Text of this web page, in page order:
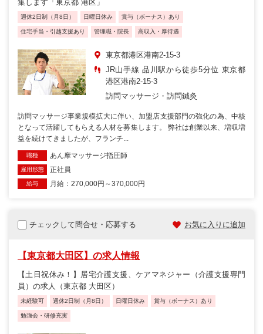
集します「東京都 港区」
週休2日制（月8日） 日曜日休み 賞与（ボーナス）あり
住宅手当・引越支援あり 管理職・院長 高収入・厚待遇
東京都港区港南2-15-3
JR山手線 品川駅から徒歩5分位 東京都
港区港南2-15-3
訪問マッサージ・訪問鍼灸
訪問マッサージ事業規模拡大に伴い、加盟店支援部門の強化の為、中核
となって活躍してもらえる人材を募集します。 弊社は創業以来、増収増
益を続けてきましたが、フランチ...
職種 あん摩マッサージ指圧師
雇用形態 正社員
給与 月給：270,000円～370,000円
チェックして問合せ・応募する お気に入りに追加
【東京都大田区】の求人情報
【土日祝休み！】居宅介護支援、ケアマネジャー（介護支援専門
員）の求人（東京都 大田区）
未経験可 週休2日制（月8日） 日曜日休み 賞与（ボーナス）あり
勉強会・研修充実